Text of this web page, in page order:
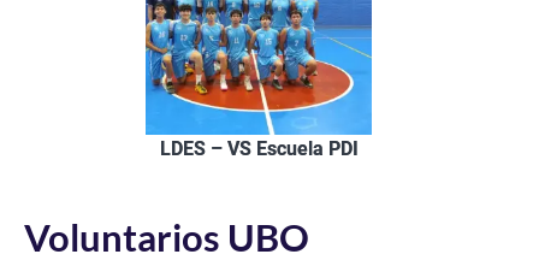
LDES – VS Escuela PDI
Voluntarios UBO